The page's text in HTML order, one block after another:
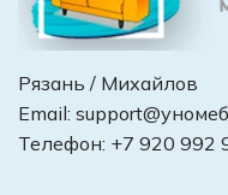
Рязань / Михайлов
Email:
Телефон: +7 920 992